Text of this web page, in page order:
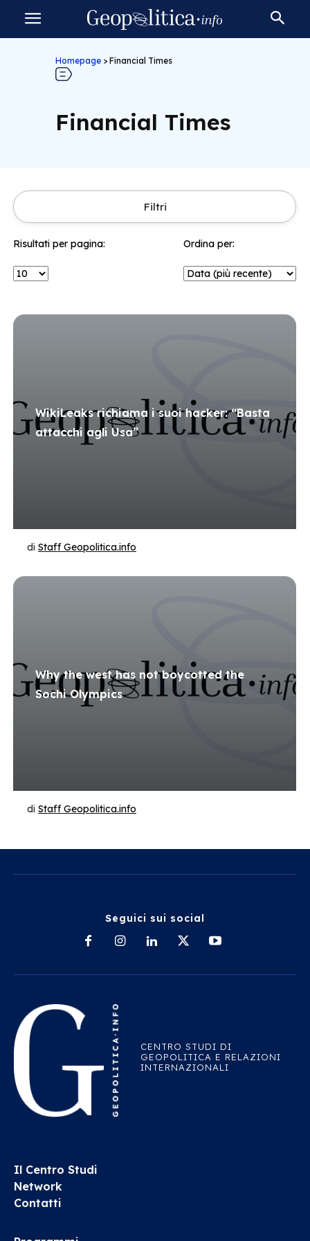
Homepage > Financial Times
Financial Times
Filtri
Risultati per pagina: Ordina per:
WikiLeaks richiama i suoi hacker: “Basta
attacchi agli Usa”
di Staff Geopolitica.info
Why the west has not boycotted the
Sochi Olympics
di Staff Geopolitica.info
Seguici sui social
CENTRO STUDI DI
GEOPOLITICA E RELAZIONI
INTERNAZIONALI
Il Centro Studi
Network
Contatti